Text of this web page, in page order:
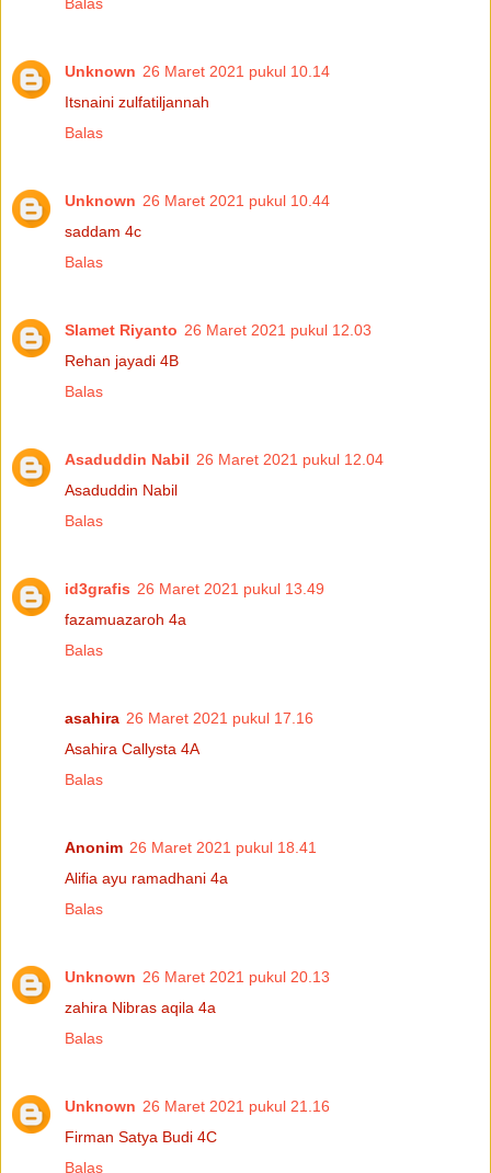
Unknown 26 Maret 2021 pukul 10.14
Itsnaini zulfatiljannah
Balas
Unknown 26 Maret 2021 pukul 10.44
saddam 4c
Balas
Slamet Riyanto 26 Maret 2021 pukul 12.03
Rehan jayadi 4B
Balas
Asaduddin Nabil 26 Maret 2021 pukul 12.04
Asaduddin Nabil
Balas
id3grafis 26 Maret 2021 pukul 13.49
fazamuazaroh 4a
Balas
asahira 26 Maret 2021 pukul 17.16
Asahira Callysta 4A
Balas
Anonim 26 Maret 2021 pukul 18.41
Alifia ayu ramadhani 4a
Balas
Unknown 26 Maret 2021 pukul 20.13
zahira Nibras aqila 4a
Balas
Unknown 26 Maret 2021 pukul 21.16
Firman Satya Budi 4C
Balas